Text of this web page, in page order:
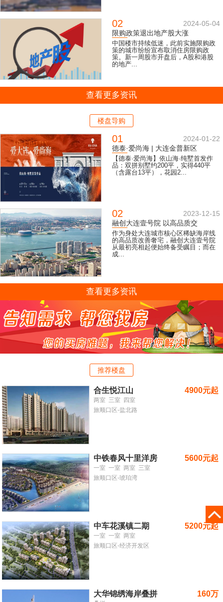
02
2024-05-04
限购政策退出地产股大涨
中国楼市持续低迷，此前实施限购政
策的城市纷纷宣布取消住房限购政
策。新一周股市开盘后，A股和港股
的地产...
查看更多资讯
楼盘导购
01
2024-01-22
德泰·爱尚海 | 大连金普新区
【德泰·爱尚海】依山海·纯墅首发作
品：双拼别墅约200平，实得440平
（含露台13平），花园2...
02
2023-12-15
融创大连壹号院 以高品质交
作为身处大连城市核心区稀缺海岸线
的高品质改善奢宅，融创大连壹号院
从最初亮相起便始终备受瞩目；而在
成...
查看更多资讯
推荐楼盘
合生悦江山 4900元起
两室 三室
四室
旅顺口区-盐北路
中铁春风十里洋房 5600元起
一室一室两室 三室
旅顺口区-琥珀湾
中车花溪镇二期 5200元起
一室一室两室
旅顺口区-经济开发区
大华锦绣海岸叠拼 160万